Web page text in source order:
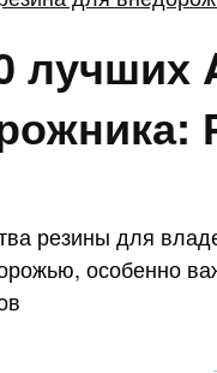
лучших
резины для
особенно